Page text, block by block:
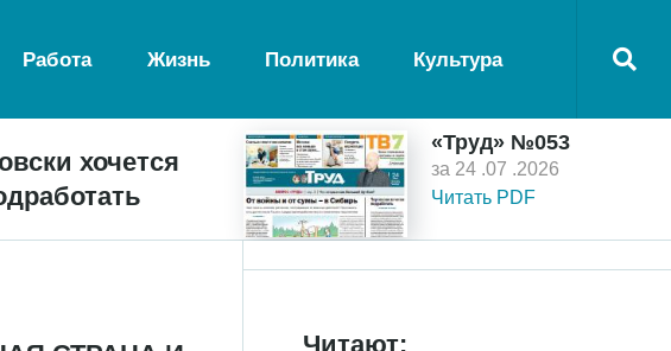
Работа Жизнь Политика Культура
хочется
«Труд» №053
за 24 .07 .2026
Читать PDF
Читают: